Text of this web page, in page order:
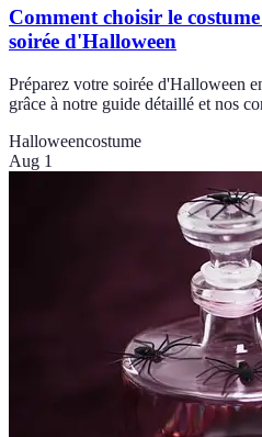
Comment choisir le
soirée d'Halloween
Préparez votre soirée d'Halloween
grâce à notre guide détaillé et nos
Halloweencostume
Aug 1